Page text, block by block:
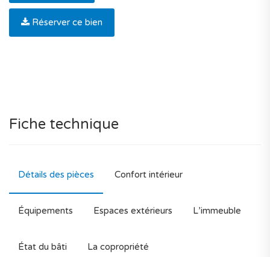
Réserver ce bien
Fiche technique
Détails des pièces Confort intérieur
Équipements Espaces extérieurs L’immeuble
État du bâti La copropriété